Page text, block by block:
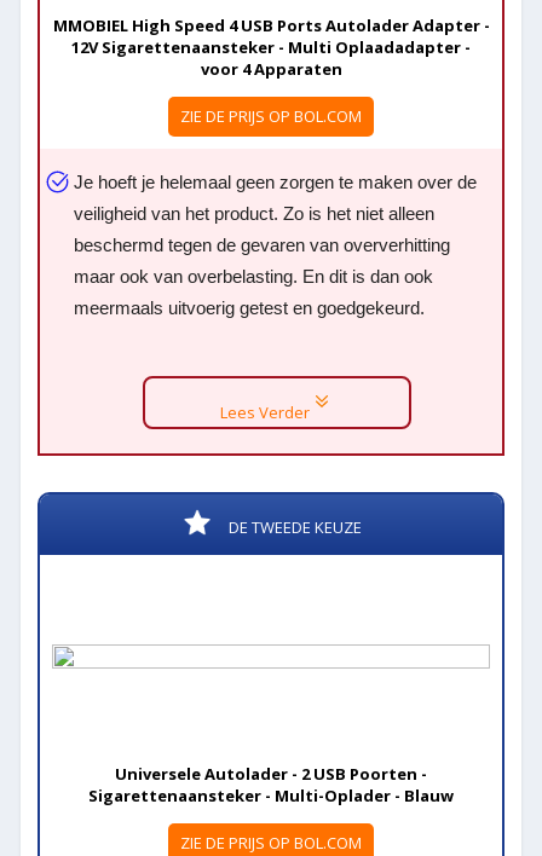
MMOBIEL High Speed 4 USB Ports Autolader Adapter -
12V Sigarettenaansteker - Multi Oplaadadapter -
voor 4 Apparaten
ZIE DE PRIJS OP BOL.COM
Je hoeft je helemaal geen zorgen te maken over de
veiligheid van het product. Zo is het niet alleen
beschermd tegen de gevaren van oververhitting
maar ook van overbelasting. En dit is dan ook
meermaals uitvoerig getest en goedgekeurd.
Lees Verder
DE TWEEDE KEUZE
Universele Autolader - 2 USB Poorten -
Sigarettenaansteker - Multi-Oplader - Blauw
ZIE DE PRIJS OP BOL.COM